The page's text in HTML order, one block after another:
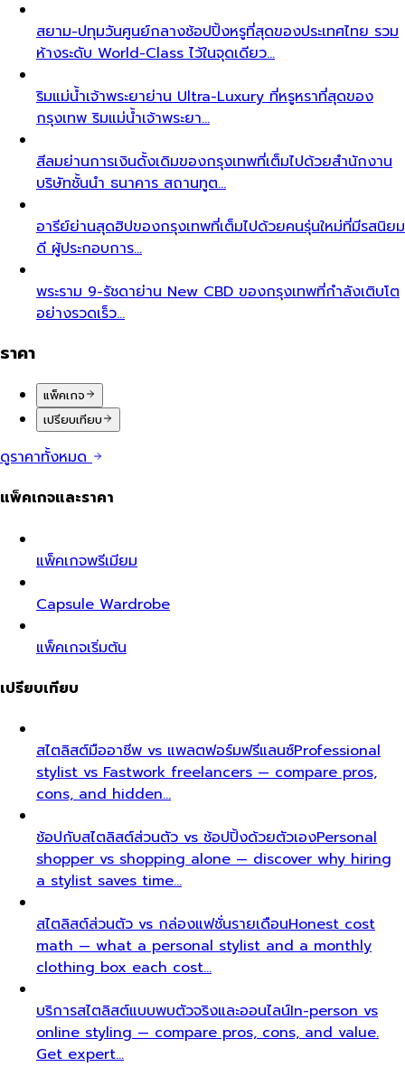
สยาม-ปทุมวันศูนย์กลางช้อปปิ้งหรูที่สุดของประเทศไทย รวม
ห้างระดับ World-Class ไว้ในจุดเดียว…
ริมแม่น้ำเจ้าพระยาย่าน Ultra-Luxury ที่หรูหราที่สุดของ
กรุงเทพ ริมแม่น้ำเจ้าพระยา…
สีลมย่านการเงินดั้งเดิมของกรุงเทพที่เต็มไปด้วยสำนักงาน
บริษัทชั้นนำ ธนาคาร สถานทูต…
อารีย์ย่านสุดฮิปของกรุงเทพที่เต็มไปด้วยคนรุ่นใหม่ที่มีรสนิยม
ดี ผู้ประกอบการ…
พระราม 9-รัชดาย่าน New CBD ของกรุงเทพที่กำลังเติบโต
อย่างรวดเร็ว…
ราคา
แพ็คเกจ
เปรียบเทียบ
ดูราคาทั้งหมด
แพ็คเกจและราคา
แพ็คเกจพรีเมียม
Capsule Wardrobe
แพ็คเกจเริ่มต้น
เปรียบเทียบ
สไตลิสต์มืออาชีพ vs แพลตฟอร์มฟรีแลนซ์Professional
stylist vs Fastwork freelancers — compare pros,
cons, and hidden…
ช้อปกับสไตลิสต์ส่วนตัว vs ช้อปปิ้งด้วยตัวเองPersonal
shopper vs shopping alone — discover why hiring
a stylist saves time…
สไตลิสต์ส่วนตัว vs กล่องแฟชั่นรายเดือนHonest cost
math — what a personal stylist and a monthly
clothing box each cost…
บริการสไตลิสต์แบบพบตัวจริงและออนไลน์In-person vs
online styling — compare pros, cons, and value.
Get expert…